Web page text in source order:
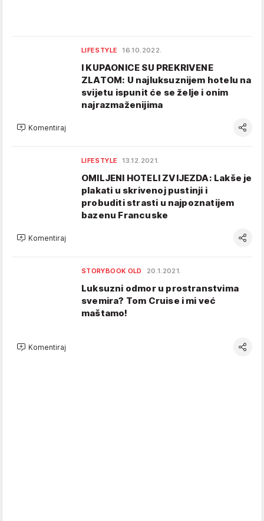
LIFESTYLE 16.10.2022.
I KUPAONICE SU PREKRIVENE
ZLATOM: U najluksuznijem hotelu na
svijetu ispunit će se želje i onim
najrazmaženijima
Komentiraj
LIFESTYLE 13.12.2021.
OMILJENI HOTELI ZVIJEZDA: Lakše je
plakati u skrivenoj pustinji i
probuditi strasti u najpoznatijem
bazenu Francuske
Komentiraj
STORYBOOK OLD 20.1.2021.
Luksuzni odmor u prostranstvima
svemira? Tom Cruise i mi već
maštamo!
Komentiraj